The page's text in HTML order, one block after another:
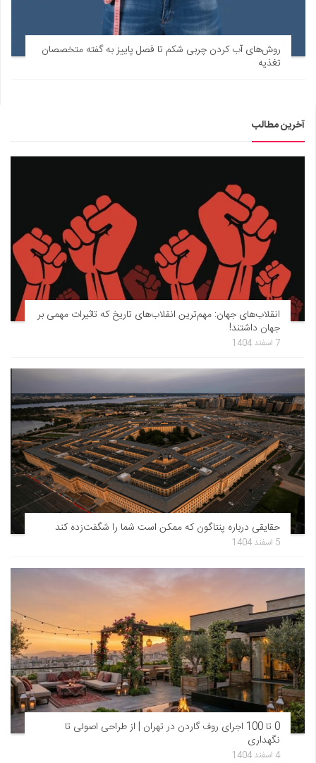
روش‌های آب کردن چربی شکم تا فصل پاییز به گفته متخصصان
تغذیه
آخرین مطالب
انقلاب‌های جهان: مهم‌ترین انقلاب‌های تاریخ که تاثیرات مهمی بر
جهان داشتند!
7 اسفند 1404
حقایقی درباره پنتاگون که ممکن است شما را شگفت‌زده کند
5 اسفند 1404
0 تا 100 اجرای روف گاردن در تهران | از طراحی اصولی تا
نگهداری
4 اسفند 1404